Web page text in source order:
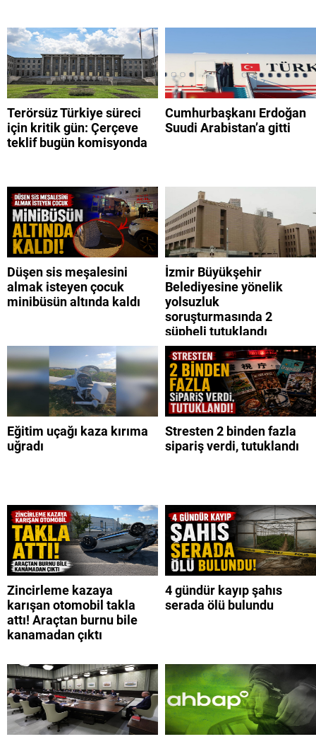
Terörsüz Türkiye süreci
için kritik gün: Çerçeve
teklif bugün komisyonda
Cumhurbaşkanı Erdoğan
Suudi Arabistan’a gitti
Düşen sis meşalesini
almak isteyen çocuk
minibüsün altında kaldı
İzmir Büyükşehir
Belediyesine yönelik
yolsuzluk
soruşturmasında 2
şüpheli tutuklandı
Eğitim uçağı kaza kırıma
uğradı
Stresten 2 binden fazla
sipariş verdi, tutuklandı
Zincirleme kazaya
karışan otomobil takla
attı! Araçtan burnu bile
kanamadan çıktı
4 gündür kayıp şahıs
serada ölü bulundu